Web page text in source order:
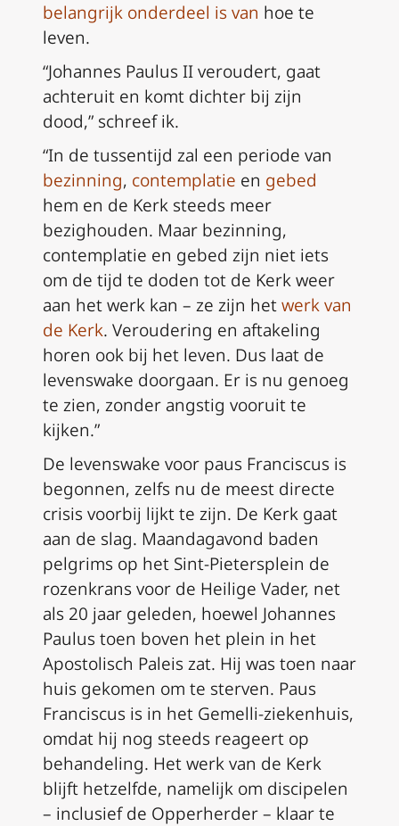
belangrijk onderdeel is van hoe te
leven.
“Johannes Paulus II veroudert, gaat
achteruit en komt dichter bij zijn
dood,” schreef ik.
“In de tussentijd zal een periode van
bezinning, contemplatie en gebed
hem en de Kerk steeds meer
bezighouden. Maar bezinning,
contemplatie en gebed zijn niet iets
om de tijd te doden tot de Kerk weer
aan het werk kan – ze zijn hetwerk van
de Kerk. Veroudering en aftakeling
horen ook bij het leven. Dus laat de
levenswake doorgaan. Er is nu genoeg
te zien, zonder angstig vooruit te
kijken.”
De levenswake voor paus Franciscus is
begonnen, zelfs nu de meest directe
crisis voorbij lijkt te zijn. De Kerk gaat
aan de slag. Maandagavond baden
pelgrims op het Sint-Pietersplein de
rozenkrans voor de Heilige Vader, net
als 20 jaar geleden, hoewel Johannes
Paulus toen boven het plein in het
Apostolisch Paleis zat. Hij was toen naar
huis gekomen om te sterven. Paus
Franciscus is in het Gemelli-ziekenhuis,
omdat hij nog steeds reageert op
behandeling. Het werk van de Kerk
blijft hetzelfde, namelijk om discipelen
– inclusief de Opperherder – klaar te